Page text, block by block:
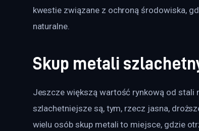
kwestie związane z ochroną środowiska,
naturalne.
Skup metali
Jeszcze większą wartość rynkową od stali
szlachetniejsze są, tym, rzecz jasna,
wielu osób skup metali to miejsce, gdzie